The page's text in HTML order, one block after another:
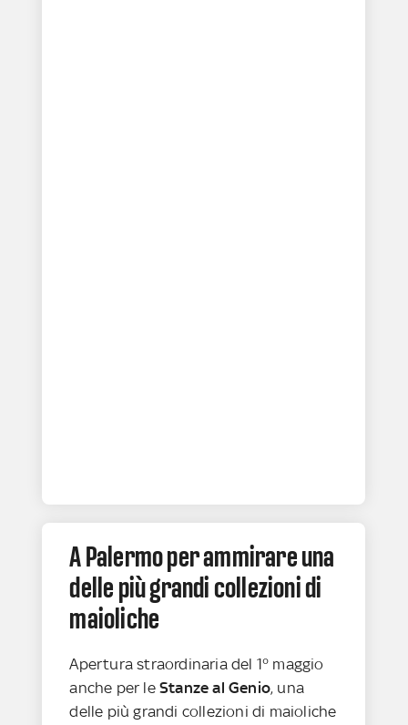
A Palermo per ammirare una
delle più grandi collezioni di
maioliche
Apertura straordinaria del 1° maggio
anche per leStanze al Genio, una
delle più grandi collezioni di maioliche